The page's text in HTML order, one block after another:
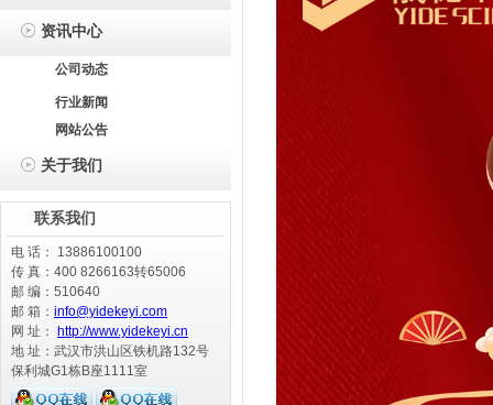
资讯中心
公司动态
行业新闻
网站公告
关于我们
联系我们
电 话： 13886100100
传 真：400 8266163转65006
邮 编：510640
邮 箱： info@yidekeyi.com
网 址：
http://www.yidekeyi.cn
地 址：武汉市洪山区铁机路132号
保利城G1栋B座1111室